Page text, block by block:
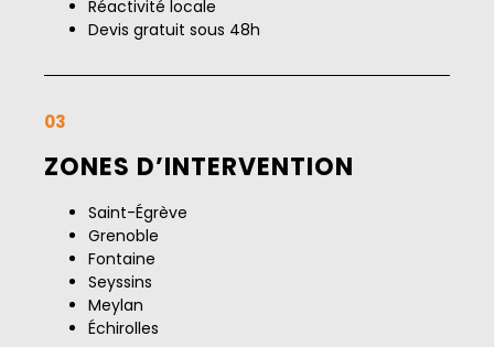
Réactivité locale
Devis gratuit sous 48h
03
ZONES D’INTERVENTION
Saint-Égrève
Grenoble
Fontaine
Seyssins
Meylan
Échirolles